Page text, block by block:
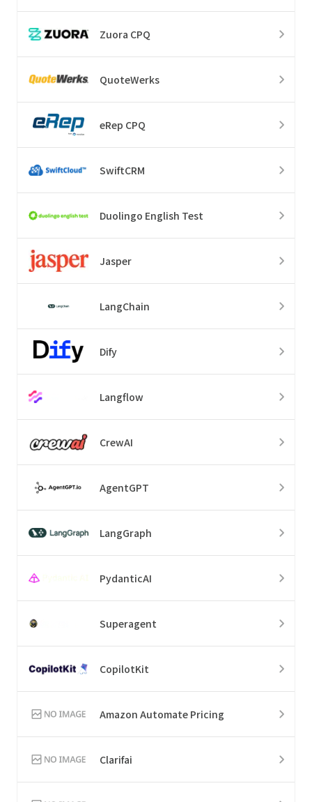
Zuora CPQ
QuoteWerks
eRep CPQ
SwiftCRM
Duolingo English Test
Jasper
LangChain
Dify
Langflow
CrewAI
AgentGPT
LangGraph
PydanticAI
Superagent
CopilotKit
Amazon Automate Pricing
Clarifai